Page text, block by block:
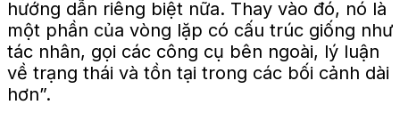
hướng dẫn riêng biệt nữa. Thay vào đó, nó là
một phần của vòng lặp có cấu trúc giống như
tác nhân, gọi các công cụ bên ngoài, lý luận
về trạng thái và tồn tại trong các bối cảnh dài
hơn”.